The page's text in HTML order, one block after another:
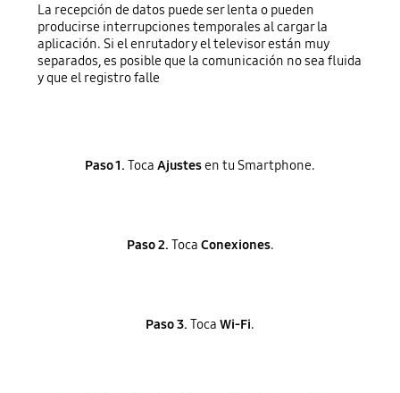
La recepción de datos puede ser lenta o pueden
producirse interrupciones temporales al cargar la
aplicación. Si el enrutador y el televisor están muy
separados, es posible que la comunicación no sea fluida
y que el registro falle
Paso 1. Toca Ajustesen tu Smartphone.
Paso 2. Toca Conexiones.
Paso 3. Toca Wi-Fi.